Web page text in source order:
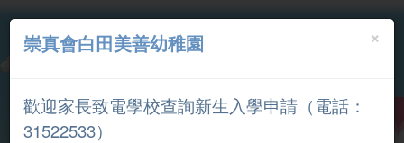
×
崇真會白田美善幼稚園
歡迎家長致電學校查詢新生入學申請（電話：
31522533）